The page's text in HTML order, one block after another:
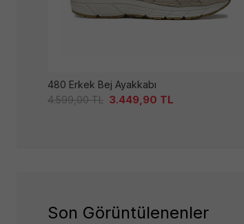
480 Erkek Bej Ayakkabı
4.599,00TL 3.449,90 TL
Son Görüntülenenler